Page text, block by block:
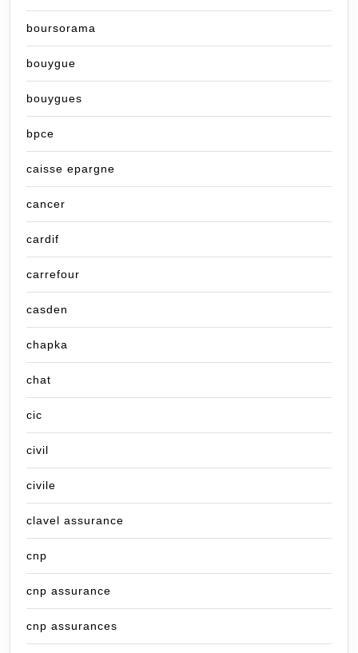
boursorama
bouygue
bouygues
bpce
caisse epargne
cancer
cardif
carrefour
casden
chapka
chat
cic
civil
civile
clavel assurance
cnp
cnp assurance
cnp assurances